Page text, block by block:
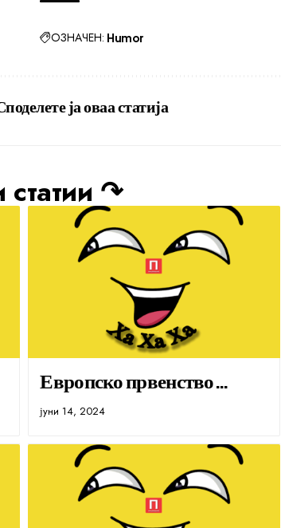
ОЗНАЧЕН: Humor
ја оваа статија
статии ↷
Европско првенство…
јуни 14, 2024